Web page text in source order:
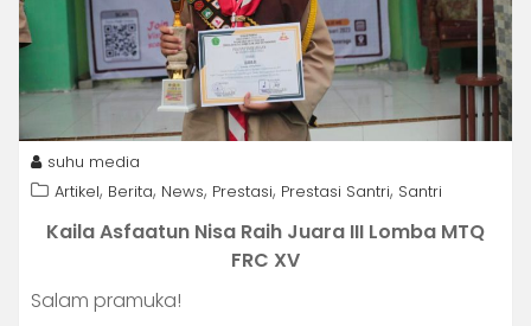
suhu media
Artikel, Berita, News, Prestasi, Prestasi Santri, Santri
Kaila Asfaatun Nisa Raih Juara III Lomba MTQ
FRC XV
Salam pramuka!